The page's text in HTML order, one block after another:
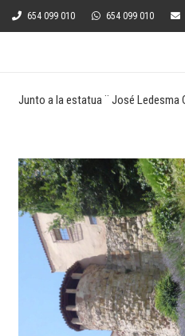
654 099 010 654 099 010
Junto a la estatua ¨ José Ledesma